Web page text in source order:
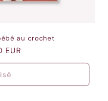
au crochet
EUR